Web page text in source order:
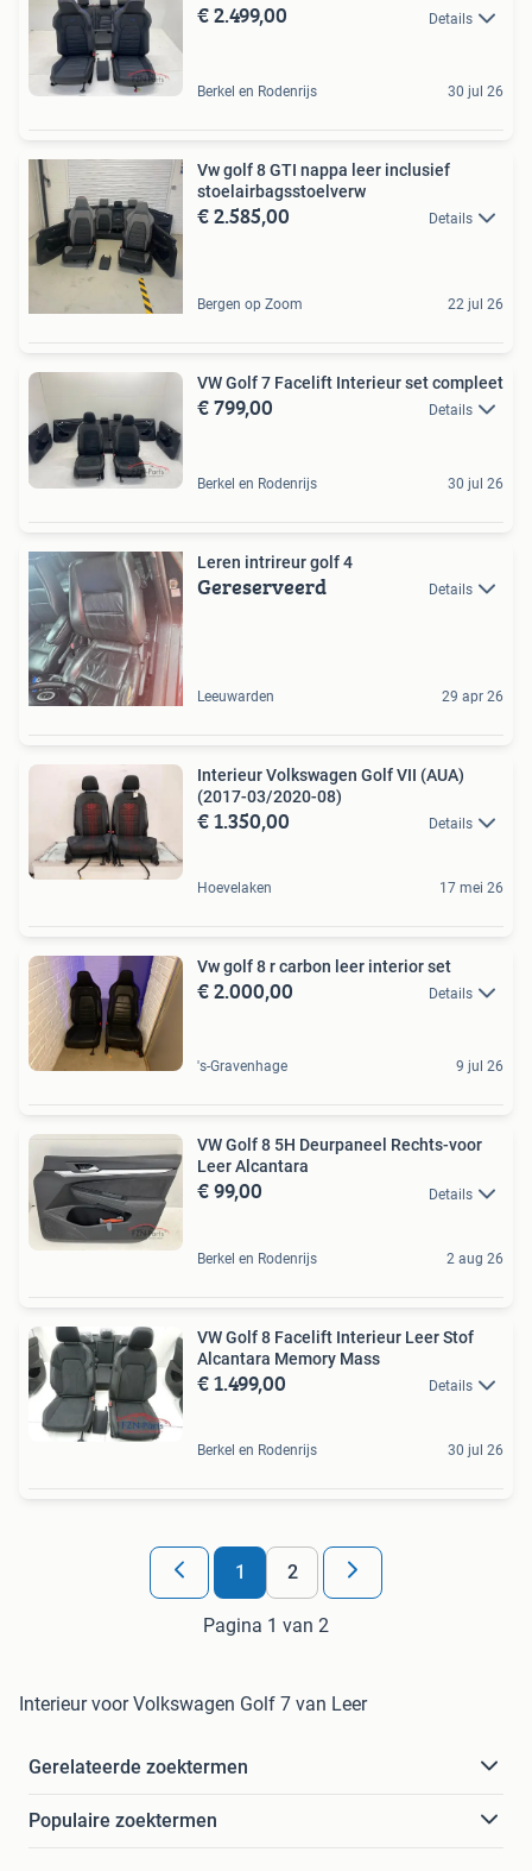
€ 2.499,00 Details
Berkel en Rodenrijs 30 jul 26
Vw golf 8 GTI nappa leer inclusief
stoelairbagsstoelverw
€ 2.585,00 Details
Bergen op Zoom 22 jul 26
VW Golf 7 Facelift Interieur set compleet
€ 799,00 Details
Berkel en Rodenrijs 30 jul 26
Leren intrireur golf 4
Gereserveerd Details
Leeuwarden 29 apr 26
Interieur Volkswagen Golf VII (AUA)
(2017-03/2020-08)
€ 1.350,00 Details
Hoevelaken 17 mei 26
Vw golf 8 r carbon leer interior set
€ 2.000,00 Details
's-Gravenhage 9 jul 26
VW Golf 8 5H Deurpaneel Rechts-voor
Leer Alcantara
€ 99,00 Details
Berkel en Rodenrijs 2 aug 26
VW Golf 8 Facelift Interieur Leer Stof
Alcantara Memory Mass
€ 1.499,00 Details
Berkel en Rodenrijs 30 jul 26
1 2
Pagina 1 van 2
Interieur voor Volkswagen Golf 7 van Leer
Gerelateerde zoektermen
Populaire zoektermen